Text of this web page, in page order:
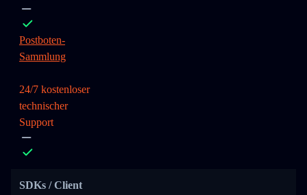
Postboten-
Sammlung
24/7 kostenloser
technischer
Support
SDKs / Client